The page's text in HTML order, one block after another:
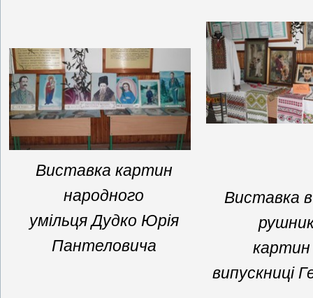
Виставка картин
народного
умільця Дудко Юрія
Пантеловича
Виставка
картин
випускниці